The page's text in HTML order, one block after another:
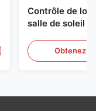
Contrôle de
salle de soleil
Obtenez